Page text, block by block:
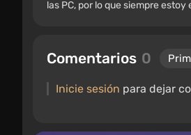
las PC, por lo que siempre
Comentarios 0
Inicie sesión para dejar